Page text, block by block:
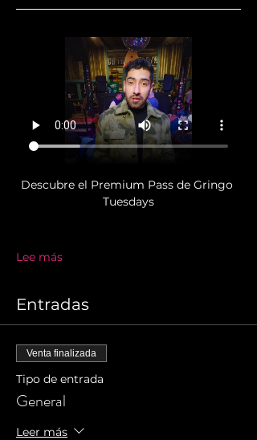
Descubre el Premium Pass de Gringo
Tuesdays
Lee más
Entradas
Venta finalizada
Tipo de entrada
General
Leer más